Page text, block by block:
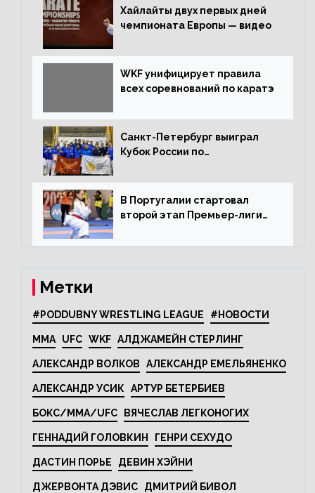
Хайлайты двух первых дней
чемпионата Европы — видео
WKF унифицирует правила
всех соревнований по каратэ
Санкт-Петербург выиграл
Кубок России по
В Португалии стартовал
второй этап Премьер-лиги
Метки
#PODDUBNY WRESTLING LEAGUE #НОВОСТИ
MMA UFC WKF АЛДЖАМЕЙН СТЕРЛИНГ
АЛЕКСАНДР ВОЛКОВ АЛЕКСАНДР ЕМЕЛЬЯНЕНКО
АЛЕКСАНДР УСИК АРТУР БЕТЕРБИЕВ
БОКС/MMA/UFC ВЯЧЕСЛАВ ЛЕГКОНОГИХ
ГЕННАДИЙ ГОЛОВКИН ГЕНРИ СЕХУДО
ДАСТИН ПОРЬЕ ДЕВИН ХЭЙНИ
ДЖЕРВОНТА ДЭВИС ДМИТРИЙ БИВОЛ